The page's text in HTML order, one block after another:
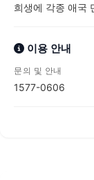
희생에 각종 애국
이용 안내
문의 및 안내
1577-0606